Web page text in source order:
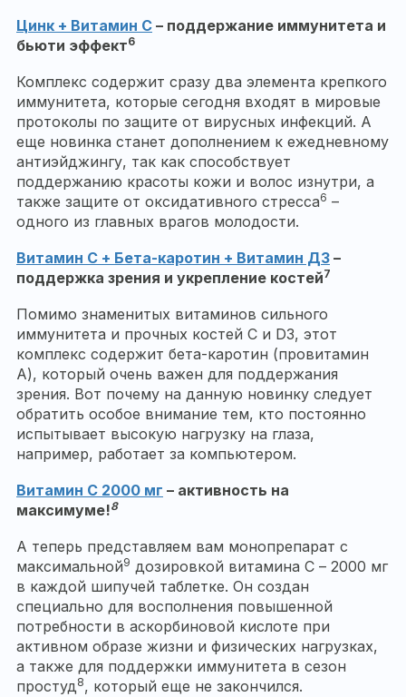
Цинк + Витамин С – поддержание иммунитета и
бьюти эффект6
Комплекс содержит сразу два элемента крепкого
иммунитета, которые сегодня входят в мировые
протоколы по защите от вирусных инфекций. А
еще новинка станет дополнением к ежедневному
антиэйджингу, так как способствует
поддержанию красоты кожи и волос изнутри, а
также защите от оксидативного стресса6 –
одного из главных врагов молодости.
Витамин С + Бета-каротин + Витамин Д3 –
поддержка зрения и укрепление костей7
Помимо знаменитых витаминов сильного
иммунитета и прочных костей С и D3, этот
комплекс содержит бета-каротин (провитамин
А), который очень важен для поддержания
зрения. Вот почему на данную новинку следует
обратить особое внимание тем, кто постоянно
испытывает высокую нагрузку на глаза,
например, работает за компьютером.
Витамин С 2000 мг – активность на
максимуме!8
А теперь представляем вам монопрепарат с
максимальной9 дозировкой витамина С – 2000 мг
в каждой шипучей таблетке. Он создан
специально для восполнения повышенной
потребности в аскорбиновой кислоте при
активном образе жизни и физических нагрузках,
а также для поддержки иммунитета в сезон
простуд8, который еще не закончился.